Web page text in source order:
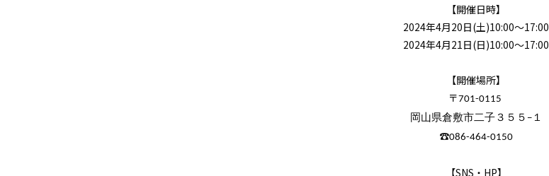
【開催日時】
2024年4月20日(土)10:00～17:00
2024年4月21日(日)10:00～17:00
【開催場所】
〒701-0115
岡山県倉敷市二子３５５−１
☎086-464-0150
【SNS・HP】